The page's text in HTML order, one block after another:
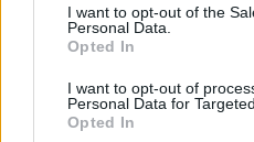
consent section.
I want to opt-out of the
Personal Data.
Opted In
I want to opt-out of
Personal Data for
Opted In
5 Novembre 2018 - 19:57
arrestati fanno ricordo
chiedendo il riesame